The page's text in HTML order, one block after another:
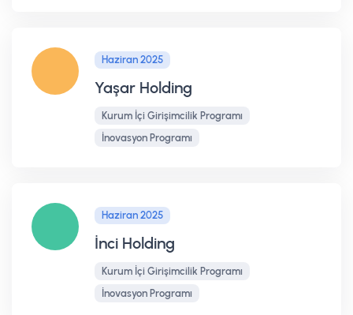
Haziran 2025
Yaşar Holding
Kurum İçi Girişimcilik Programı
İnovasyon Programı
Haziran 2025
İnci Holding
Kurum İçi Girişimcilik Programı
İnovasyon Programı